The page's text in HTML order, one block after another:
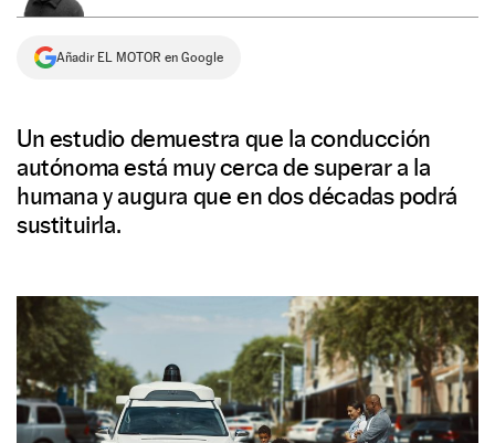
Añadir EL MOTOR en Google
Un estudio demuestra que la conducción
autónoma está muy cerca de superar a la
humana y augura que en dos décadas podrá
sustituirla.